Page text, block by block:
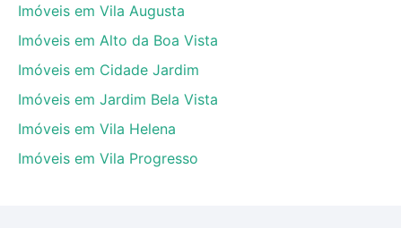
dos custos envolvidos no processo de compra,
com segurança e conforto. Loft, com você
Imóveis em Vila Augusta
Imóveis em Alto da Boa Vista
Imóveis em Cidade Jardim
Imóveis em Jardim Bela Vista
Imóveis em Vila Helena
Imóveis em Vila Progresso